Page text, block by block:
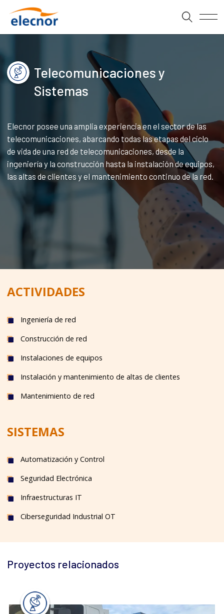
Telecomunicaciones y
Sistemas
Elecnor posee una amplia experiencia en el sector de las
telecomunicaciones, abarcando todas las etapas del ciclo
de vida de una red de telecomunicaciones, desde la
ingeniería y la construcción hasta la instalación de equipos,
las altas de clientes y el mantenimiento continuo de la red.
ACTIVIDADES
Ingeniería de red
Construcción de red
Instalaciones de equipos
Instalación y mantenimiento de altas de clientes
Mantenimiento de red
SISTEMAS
Automatización y Control
Seguridad Electrónica
Infraestructuras IT
Ciberseguridad Industrial OT
Proyectos relacionados